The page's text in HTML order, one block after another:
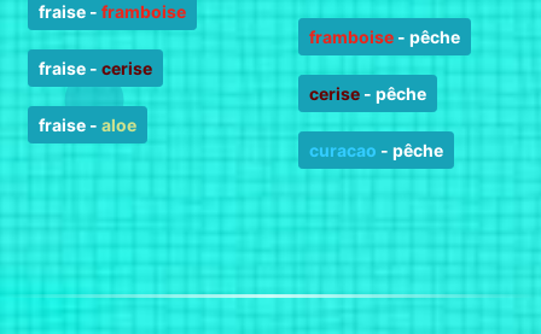
fraise - framboise
fraise - cerise
fraise - aloe
framboise - pêche
cerise - pêche
curacao - pêche